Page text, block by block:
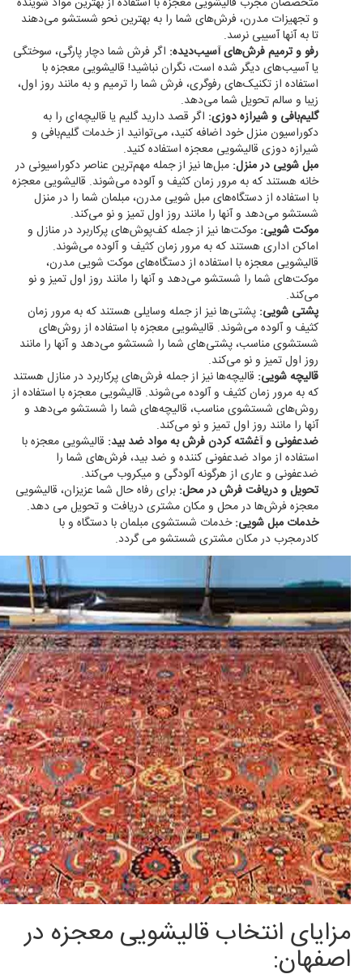
و تجهیزات مدرن، فرش‌های شما را به بهترین نحو شستشو می‌دهند
تا به آنها آسیبی نرسد.
رفو و ترمیم فرش‌های آسیب‌دیده: اگر فرش شما دچار پارگی، سوختگی
یا آسیب‌های دیگر شده است، نگران نباشید! قالیشویی معجزه با
استفاده از تکنیک‌های رفوگری، فرش شما را ترمیم و به مانند روز اول،
زیبا و سالم تحویل شما می‌دهد.
گلیم‌بافی و شیرازه دوزی: اگر قصد دارید گلیم یا قالیچه‌ای را به
دکوراسیون منزل خود اضافه کنید، می‌توانید از خدمات گلیم‌بافی و
شیرازه دوزی قالیشویی معجزه استفاده کنید.
مبل شویی در منزل: مبل‌ها نیز از جمله مهم‌ترین عناصر دکوراسیونی در
خانه هستند که به مرور زمان کثیف و آلوده می‌شوند. قالیشویی معجزه
با استفاده از دستگاه‌های مبل شویی مدرن، مبلمان شما را در منزل
شستشو می‌دهد و آنها را مانند روز اول تمیز و نو می‌کند.
موکت شویی: موکت‌ها نیز از جمله کف‌پوش‌های پرکاربرد در منازل و
اماکن اداری هستند که به مرور زمان کثیف و آلوده می‌شوند.
قالیشویی معجزه با استفاده از دستگاه‌های موکت شویی مدرن،
موکت‌های شما را شستشو می‌دهد و آنها را مانند روز اول تمیز و نو
می‌کند.
پشتی شویی: پشتی‌ها نیز از جمله وسایلی هستند که به مرور زمان
کثیف و آلوده می‌شوند. قالیشویی معجزه با استفاده از روش‌های
شستشوی مناسب، پشتی‌های شما را شستشو می‌دهد و آنها را مانند
روز اول تمیز و نو می‌کند.
قالیچه شویی: قالیچه‌ها نیز از جمله فرش‌های پرکاربرد در منازل هستند
که به مرور زمان کثیف و آلوده می‌شوند. قالیشویی معجزه با استفاده از
روش‌های شستشوی مناسب، قالیچه‌های شما را شستشو می‌دهد و
آنها را مانند روز اول تمیز و نو می‌کند.
ضدعفونی و آغشته کردن فرش به مواد ضد بید: قالیشویی معجزه با
استفاده از مواد ضدعفونی کننده و ضد بید، فرش‌های شما را
ضدعفونی و عاری از هرگونه آلودگی و میکروب می‌کند.
تحویل و دریافت فرش در محل: برای رفاه حال شما عزیزان، قالیشویی
معجزه فرش‌ها در محل و مکان مشتری دریافت و تحویل می دهد.
خدمات مبل شویی:خدمات شستشوی مبلمان با دستگاه و با
کادرمجرب در مکان مشتری شستشو می گردد.
مزایای انتخاب قالیشویی معجزه در
اصفهان: